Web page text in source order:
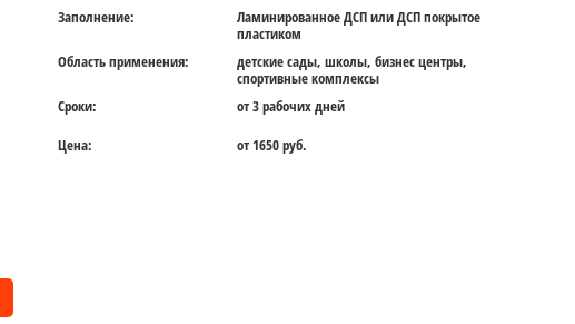
Заполнение:
Ламинированное ДСП или ДСП покрытое
пластиком
Область применения:
детские сады, школы, бизнес центры,
спортивные комплексы
Сроки:
от 3 рабочих дней
Цена:
от 1650 руб.